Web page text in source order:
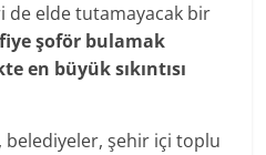
de elde tutamayacak bir
şoför bulamak
en büyük sıkıntısı
belediyeler, şehir içi toplu